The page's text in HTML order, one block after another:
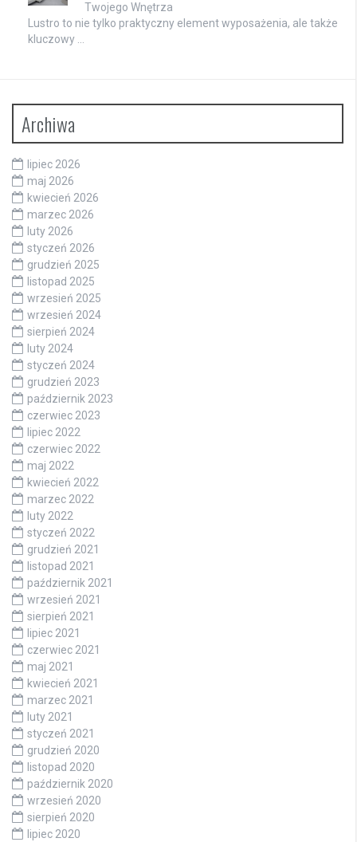
Twojego Wnętrza
Lustro to nie tylko praktyczny element wyposażenia, ale także
kluczowy …
Archiwa
lipiec 2026
maj 2026
kwiecień 2026
marzec 2026
luty 2026
styczeń 2026
grudzień 2025
listopad 2025
wrzesień 2025
wrzesień 2024
sierpień 2024
luty 2024
styczeń 2024
grudzień 2023
październik 2023
czerwiec 2023
lipiec 2022
czerwiec 2022
maj 2022
kwiecień 2022
marzec 2022
luty 2022
styczeń 2022
grudzień 2021
listopad 2021
październik 2021
wrzesień 2021
sierpień 2021
lipiec 2021
czerwiec 2021
maj 2021
kwiecień 2021
marzec 2021
luty 2021
styczeń 2021
grudzień 2020
listopad 2020
październik 2020
wrzesień 2020
sierpień 2020
lipiec 2020